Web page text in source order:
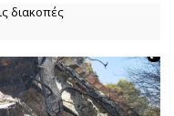
διακοπές